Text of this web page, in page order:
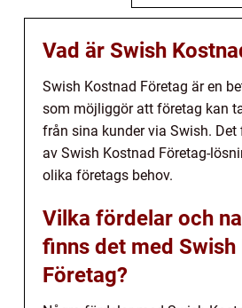
Vad är Swish
Swish Kostnad Företag är en
som möjliggör att företag kan
från sina kunder via Swish.
av Swish Kostnad Företag-
olika företags behov.
Vilka fördelar och
finns det med Swish
Företag?